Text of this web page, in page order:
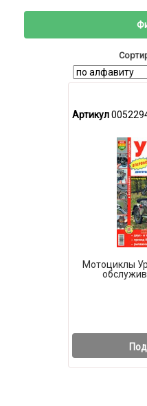
Артикул
Мотоциклы